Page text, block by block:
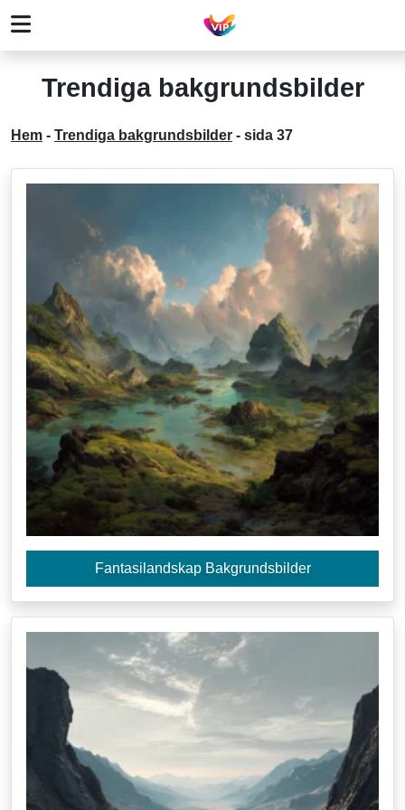
Trendiga bakgrundsbilder
Hem - Trendiga bakgrundsbilder - sida 37
Fantasilandskap Bakgrundsbilder